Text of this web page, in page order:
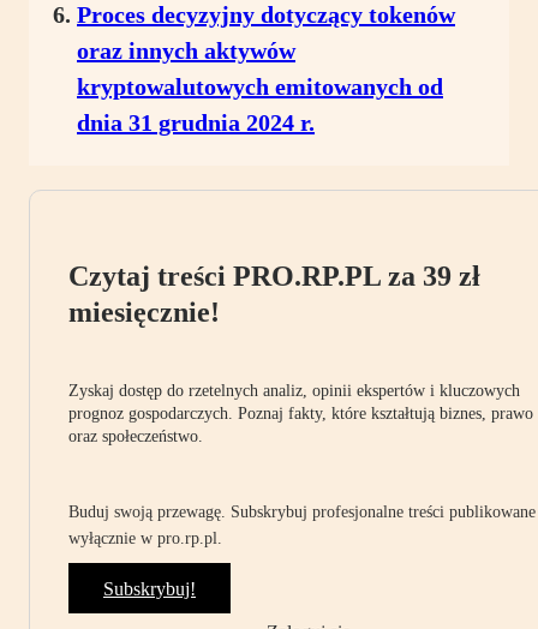
Proces decyzyjny dotyczący tokenów
oraz innych aktywów
kryptowalutowych emitowanych od
dnia 31 grudnia 2024 r.
Czytaj treści PRO.RP.PL za 39 zł
miesięcznie!
Zyskaj dostęp do rzetelnych analiz, opinii ekspertów i kluczowych
prognoz gospodarczych. Poznaj fakty, które kształtują biznes, prawo
oraz społeczeństwo.
Buduj swoją przewagę. Subskrybuj profesjonalne treści publikowane
wyłącznie w pro.rp.pl.
Subskrybuj!